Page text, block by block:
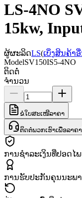
LS-4NO
15kw,
ຜູ້ຜະລິດLS(ເບິ່ງສິນຄ້າ
ModelSV150IS5-4NO
ຕິດຕໍ່
ຈຳນວນ
ຂໍໃບສະເໜີລາຄາ
ຕິດຕໍ່ພວກເຮົາເພື່ອລາຄ
ການຊຳລະເງິນທີ່ປອດໄພ
ການຮັບປະກັນຄຸນນະພ